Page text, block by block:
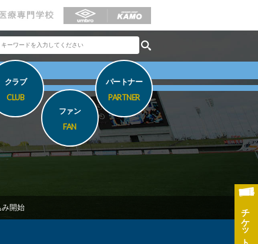
チケット
クラブ
CLUB
ファン
FAN
パートナー
PARTNER
み開始